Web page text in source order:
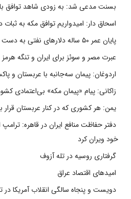
بسنت مدعی شد: به زودی شاهد توافق با
اسحاق دار: امیدواریم توافق مکه به
پایان عمر ۵۰ ساله دلارهای نفتی به دست ایران
عبرت مصر و سوئز برای ایران و تنگه هرمز
اردوغان: پیمان سه‌جانبه با عربستان و
زاکانی: پیام «پیمان مکه» بی‌اعتمادی
یمن: هر کشوری که در کنار عربستان قرار
دفتر حفاظت منافع ایران در قاهره:
خود ویران کرد
گرفتاری روسیه در تله آزوف
امیدهای اقتصاد عراق
دویست و پنجاه سالگی انقلاب آمریکا در